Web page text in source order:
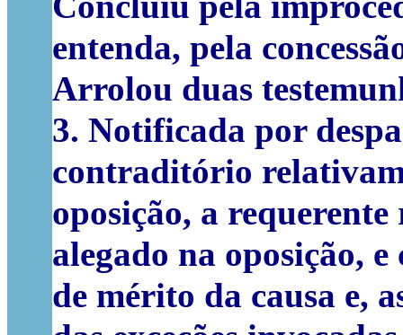
entenda, pela
Arrolou duas
3. Notificada por
contraditório
oposição, a
alegado na oposição,
de mérito da causa e,